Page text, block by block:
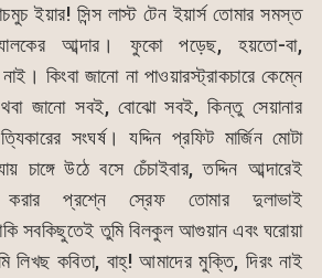
ইয়ার! সিন্স লাস্ট টেন ইয়ার্স তোমার সমস্ত
আব্দার। ফুকো পড়েছ, হয়তো-বা,
কিংবা জানো না পাওয়ারস্ট্রাকচারে কেম্নে
জানো সবই, বোঝো সবই, কিন্তু সেয়ানার
সংঘর্ষ। যদ্দিন প্রফিট মার্জিন মোটা
চাঙ্গে উঠে বসে চেঁচাইবার, তদ্দিন আব্দারেই
প্রশ্নে স্রেফ তোমার দুলাভাই
সবকিছুতেই তুমি বিলকুল আগুয়ান এবং ঘরোয়া
লিখছ কবিতা, বাহ্! আমাদের মুক্তি, দিরং নাই